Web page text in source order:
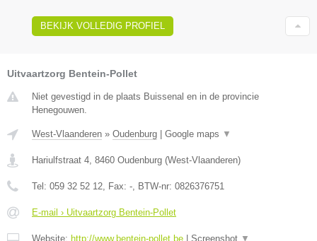
BEKIJK VOLLEDIG PROFIEL
Uitvaartzorg Bentein-Pollet
Niet gevestigd in de plaats Buissenal en in de provincie
Henegouwen.
West-Vlaanderen » Oudenburg | Google maps ▼
Hariulfstraat 4 8460 Oudenburg (West-Vlaanderen)
Tel: 059 32 52 12 , Fax: - , BTW-nr: 0826376751
E-mail › Uitvaartzorg Bentein-Pollet
Website: http://www.bentein-pollet.be | Screenshot ▼